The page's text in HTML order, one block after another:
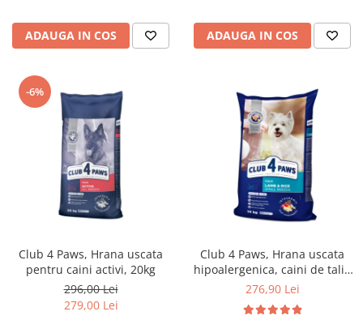
ADAUGA IN COS ADAUGA IN COS
-6%
Club 4 Paws, Hrana uscata
pentru caini activi, 20kg
296,00 Lei
279,00 Lei
Club 4 Paws, Hrana uscata
hipoalergenica, caini de talie
mica, miel si orez, 14kg
276,90 Lei